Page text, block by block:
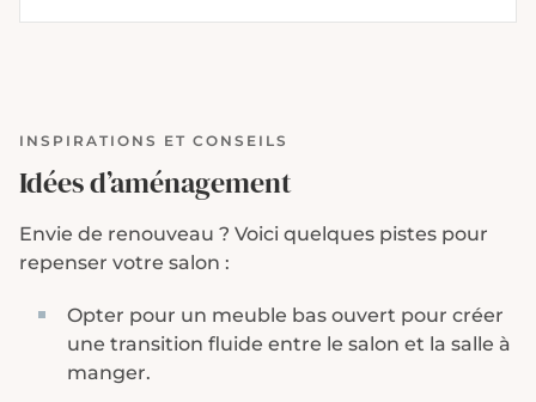
INSPIRATIONS ET CONSEILS
Idées d’aménagement
Envie de renouveau ? Voici quelques pistes pour
repenser votre salon :
Opter pour un meuble bas ouvert pour créer
une transition fluide entre le salon et la salle à
manger.